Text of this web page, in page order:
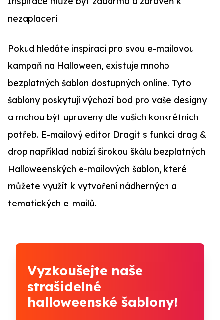
nezaplacení
Pokud hledáte inspiraci pro svou e-mailovou
kampaň na Halloween, existuje mnoho
bezplatných šablon dostupných online. Tyto
šablony poskytují výchozí bod pro vaše designy
a mohou být upraveny dle vašich konkrétních
potřeb. E-mailový editor Dragit s funkcí drag &
drop například nabízí širokou škálu bezplatných
Halloweenských e-mailových šablon, které
můžete využít k vytvoření nádherných a
tematických e-mailů.
Vyzkoušejte naše
strašidelné
halloweenské šablony!